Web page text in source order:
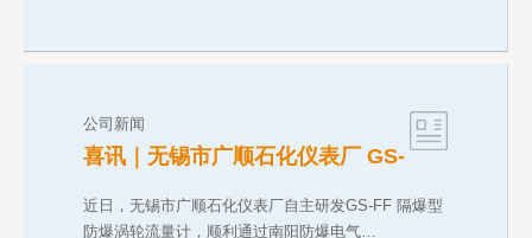
公司新闻
喜讯｜无锡市广顺石化仪表厂 GS-
粉双防爆合格证
近日，无锡市广顺石化仪表厂自主研发GS-FF 隔爆型
防爆涡轮流量计，顺利通过南阳防爆电气…